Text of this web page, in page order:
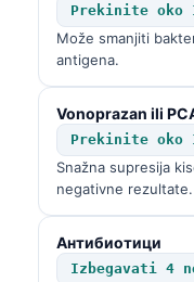
Prekinite oko
Može smanjiti
antigena.
Vonoprazan ili
Prekinite oko
Snažna supresija
negativne rezultate.
Антибиотици
Izbegavati 4